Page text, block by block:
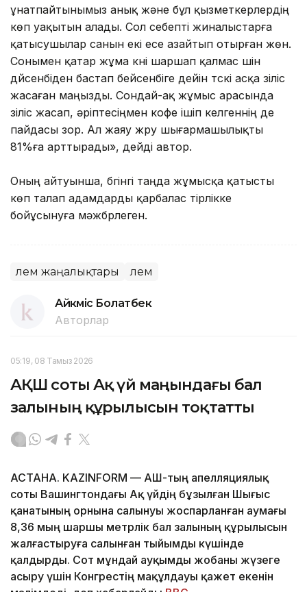
ұнатпайтынымыз анық және бұл қызметкерлердің
көп уақытын алады. Сол себепті жиналыстарға
қатысушылар санын екі есе азайтып отырған жөн.
Сонымен қатар жұма күні шаршап қалмас үшін
дүйсенбіден бастап бейсенбіге дейін түскі асқа үзіліс
жасаған маңызды. Сондай-ақ жұмыс арасында
үзіліс жасап, әріптесіңмен кофе ішіп келгеннің де
пайдасы зор. Ал жаяу жүру шығармашылықты
81%ға арттырады», дейді автор.
Оның айтуынша, бүгінгі таңда жұмысқа қатысты
көп талап адамдарды қарбалас тірлікке
бойұсынуға мәжбүрлеген.
Әлем жаңалықтары Әлем
Айкүміс Болатбек
Авторлар
05:19, 08 Тамыз 2026
АҚШ соты Ақ үй маңындағы бал
залының құрылысын тоқтатты
АСТАНА. KAZINFORM — АҚШ-тың апелляциялық
соты Вашингтондағы Ақ үйдің бұзылған Шығыс
қанатының орнына салынуы жоспарланған аумағы
8,36 мың шаршы метрлік бал залының құрылысын
жалғастыруға салынған тыйымды күшінде
қалдырды. Сот мұндай ауқымды жобаны жүзеге
асыру үшін Конгрестің мақұлдауы қажет екенін